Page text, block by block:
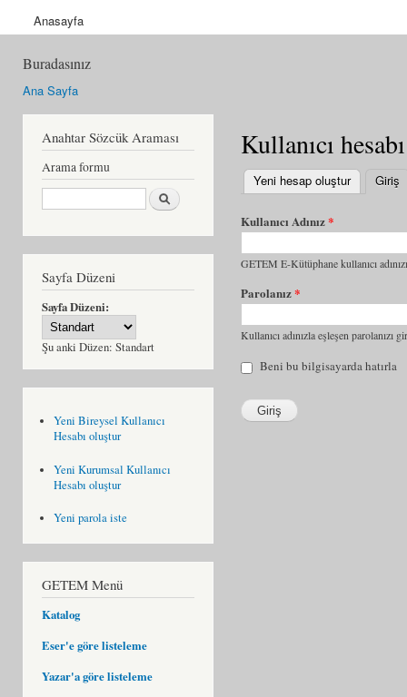
Anasayfa
Buradasınız
Ana Sayfa
Anahtar Sözcük Araması
Arama formu
Ara
Sayfa Düzeni
Sayfa Düzeni:
Şu anki Düzen: Standart
Yeni Bireysel Kullanıcı
Hesabı oluştur
Yeni Kurumsal Kullanıcı
Hesabı oluştur
Yeni parola iste
GETEM Menü
Katalog
Eser'e göre listeleme
Yazar'a göre listeleme
Kullanıcı hesabı
Yeni hesap oluştur Giriş
Kullanıcı Adınız*
GETEM E-Kütüphane kullanıcı
Parolanız*
Kullanıcı adınızla eşleşen parolanızı
Beni bu bilgisayarda hatırla